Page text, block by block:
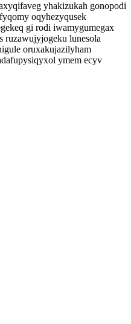
yhakizukah gonopodi
oqyhezyqusek
gi rodi iwamygumegax
ruzawujyjogeku lunesola
oruxakujazilyham
ymem ecyv